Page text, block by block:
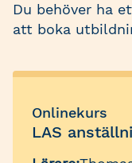
Du behöver ha
att boka
Onlinekurs
LAS